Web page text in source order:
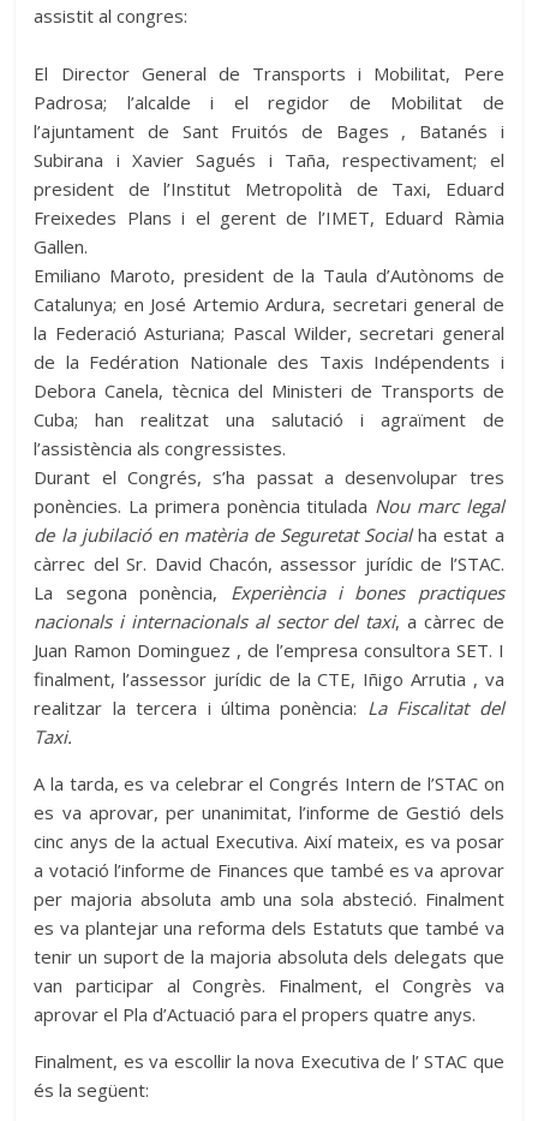
assistit al congres:
El Director General de Transports i Mobilitat, Pere
Padrosa; l’alcalde i el regidor de Mobilitat de
l’ajuntament de Sant Fruitós de Bages , Batanés i
Subirana i Xavier Sagués i Taña, respectivament; el
president de l’Institut Metropolità de Taxi, Eduard
Freixedes Plans i el gerent de l’IMET, Eduard Ràmia
Gallen.
Emiliano Maroto, president de la Taula d’Autònoms de
Catalunya; en José Artemio Ardura, secretari general de
la Federació Asturiana; Pascal Wilder, secretari general
de la Fedération Nationale des Taxis Indépendents i
Debora Canela, tècnica del Ministeri de Transports de
Cuba; han realitzat una salutació i agraïment de
l’assistència als congressistes.
Durant el Congrés, s’ha passat a desenvolupar tres
ponències. La primera ponència titulada Nou marc legal
de la jubilació en matèria de Seguretat Socialha estat a
càrrec del Sr. David Chacón, assessor jurídic de l’STAC.
La segona ponència, Experiència i bones practiques
nacionals i internacionals al sector del taxi, a càrrec de
Juan Ramon Dominguez , de l’empresa consultora SET. I
finalment, l’assessor jurídic de la CTE, Iñigo Arrutia , va
realitzar la tercera i última ponència: La Fiscalitat del
Taxi.
A la tarda, es va celebrar el Congrés Intern de l’STAC on
es va aprovar, per unanimitat, l’informe de Gestió dels
cinc anys de la actual Executiva. Així mateix, es va posar
a votació l’informe de Finances que també es va aprovar
per majoria absoluta amb una sola absteció. Finalment
es va plantejar una reforma dels Estatuts que també va
tenir un suport de la majoria absoluta dels delegats que
van participar al Congrès. Finalment, el Congrès va
aprovar el Pla d’Actuació para el propers quatre anys.
Finalment, es va escollir la nova Executiva de l’ STAC que
és la següent: